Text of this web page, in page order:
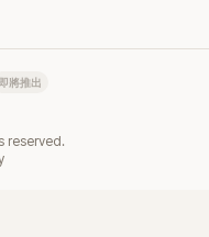
即將推出
reserved.